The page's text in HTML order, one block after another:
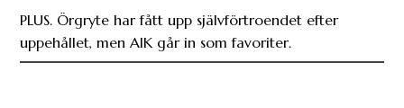
PLUS. Örgryte har fått upp självförtroendet efter
uppehållet, men AIK går in som favoriter.